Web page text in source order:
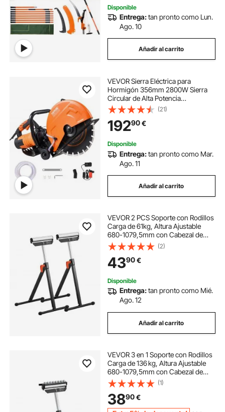
Disponible
Entrega:tan pronto como Lun.
Ago. 10
Añadir al carrito
VEVOR Sierra Eléctrica para
Hormigón 356mm 2800W Sierra
Circular de Alta Potencia
Profundidad de Corte de 127 mm
Sierra de Disco Húmeda/Seca con
Tubería de Agua Bomba de Agua
Hoja para Piedra Ladrillo
(21)
19290€
Disponible
Entrega:tan pronto como Mar.
Ago. 11
Añadir al carrito
VEVOR 2 PCS Soporte con Rodillos
Carga de 61kg, Altura Ajustable
680-1079,5mm con Cabezal de
Rodillo de Acero Pulido de 292,1mm
para Soporte de Extensión para
Carpintería con Salida de Sierra de
Mesa
(2)
4390€
Disponible
Entrega:tan pronto como Mié.
Ago. 12
Añadir al carrito
VEVOR 3 en 1 Soporte con Rodillos
Carga de 136 kg, Altura Ajustable
680-1079,5mm con Cabezal de
Rodillo Multidireccional Pulido para
Soporte de Extensión para
Carpintería con Salida de Sierra de
Mesa
(1)
3890€